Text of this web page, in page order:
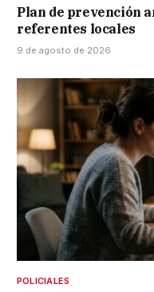
Plan de prevención
referentes locales
9 de agosto de 2026
POLICIALES